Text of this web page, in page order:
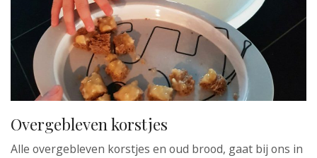
Overgebleven korstjes
Alle overgebleven korstjes en oud brood, gaat bij ons in